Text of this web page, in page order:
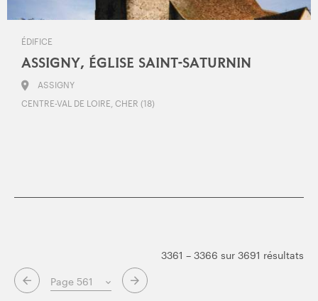
ÉDIFICE
ASSIGNY, ÉGLISE SAINT-SATURNIN
ASSIGNY
CENTRE-VAL DE LOIRE, CHER (18)
Page suivante
3361 – 3366 sur 3691 résultats